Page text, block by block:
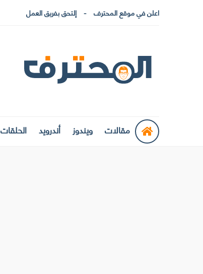
اعلن في موقع المحترف إلتحق بفريق العمل
مقالات ويندوز أندرويد الحلقات